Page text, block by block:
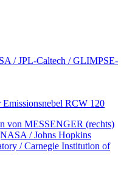
RCW 120